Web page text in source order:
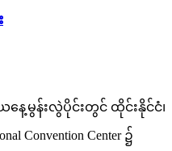
ယနေ့မွန်းလွဲပိုင်းတွင် ထိုင်းနိုင်ငံ၊
Convention Center ၌